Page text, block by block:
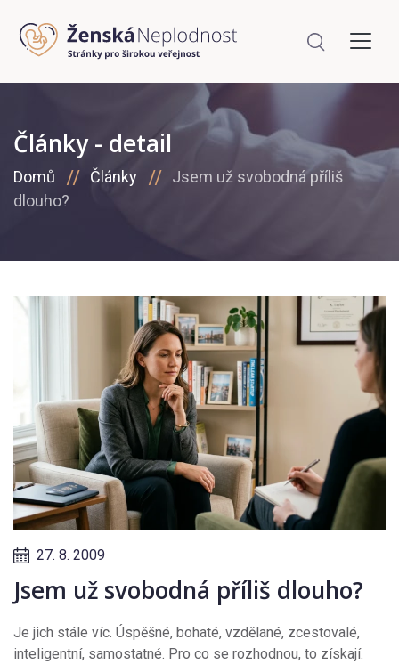
Články - detail
Domů Články
Jsem už svobodná příliš
dlouho?
27. 8. 2009
Jsem už svobodná příliš dlouho?
Je jich stále víc. Úspěšné, bohaté, vzdělané, zcestovalé,
inteligentní, samostatné. Pro co se rozhodnou, to získají.